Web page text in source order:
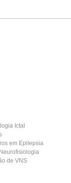
Ictal
em Epilepsia
de VNS